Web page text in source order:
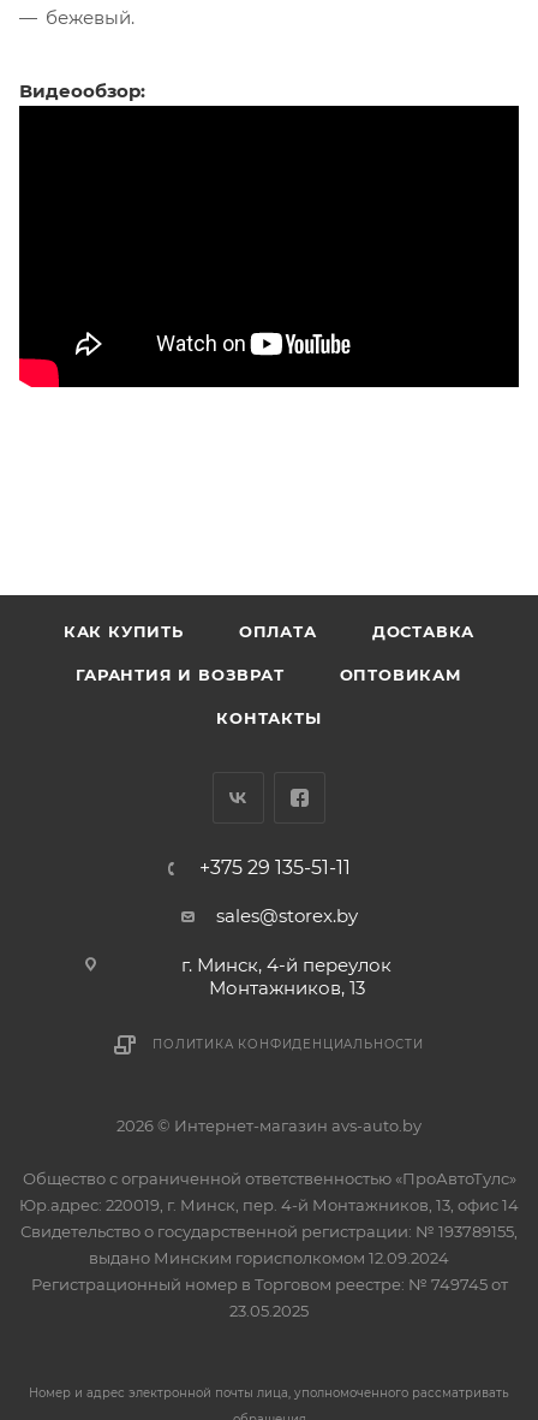
бежевый.
Видеообзор:
КАК КУПИТЬ ОПЛАТА ДОСТАВКА
ГАРАНТИЯ И ВОЗВРАТ ОПТОВИКАМ
КОНТАКТЫ
+375 29 135-51-11
sales@storex.by
г. Минск, 4-й переулок
Монтажников, 13
ПОЛИТИКА КОНФИДЕНЦИАЛЬНОСТИ
2026 © Интернет-магазин avs-auto.by
Общество с ограниченной ответственностью «ПроАвтоТулс»
Юр.адрес: 220019, г. Минск, пер. 4-й Монтажников, 13, офис 14
Свидетельство о государственной регистрации: № 193789155,
выдано Минским горисполкомом 12.09.2024
Регистрационный номер в Торговом реестре: № 749745 от
23.05.2025
Номер и адрес электронной почты лица, уполномоченного рассматривать